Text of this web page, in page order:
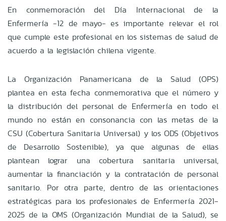
En conmemoración del Día Internacional de la
Enfermería -12 de mayo- es importante relevar el rol
que cumple este profesional en los sistemas de salud de
acuerdo a la legislación chilena vigente.
La Organización Panamericana de la Salud (OPS)
plantea en esta fecha conmemorativa que el número y
la distribución del personal de Enfermería en todo el
mundo no están en consonancia con las metas de la
CSU (Cobertura Sanitaria Universal) y los ODS (Objetivos
de Desarrollo Sostenible), ya que algunas de ellas
plantean lograr una cobertura sanitaria universal,
aumentar la financiación y la contratación de personal
sanitario. Por otra parte, dentro de las orientaciones
estratégicas para los profesionales de Enfermería 2021-
2025 de la OMS (Organización Mundial de la Salud), se